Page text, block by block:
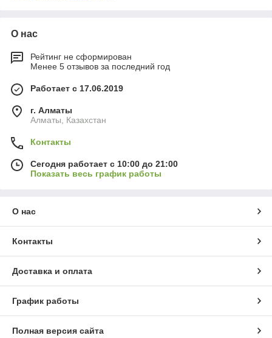
О нас
Рейтинг не сформирован
Менее 5 отзывов за последний год
Работает с 17.06.2019
г. Алматы
Алматы, Казахстан
Контакты
Сегодня работает с 10:00 до 21:00
Показать весь график работы
О нас
Контакты
Доставка и оплата
График работы
Полная версия сайта